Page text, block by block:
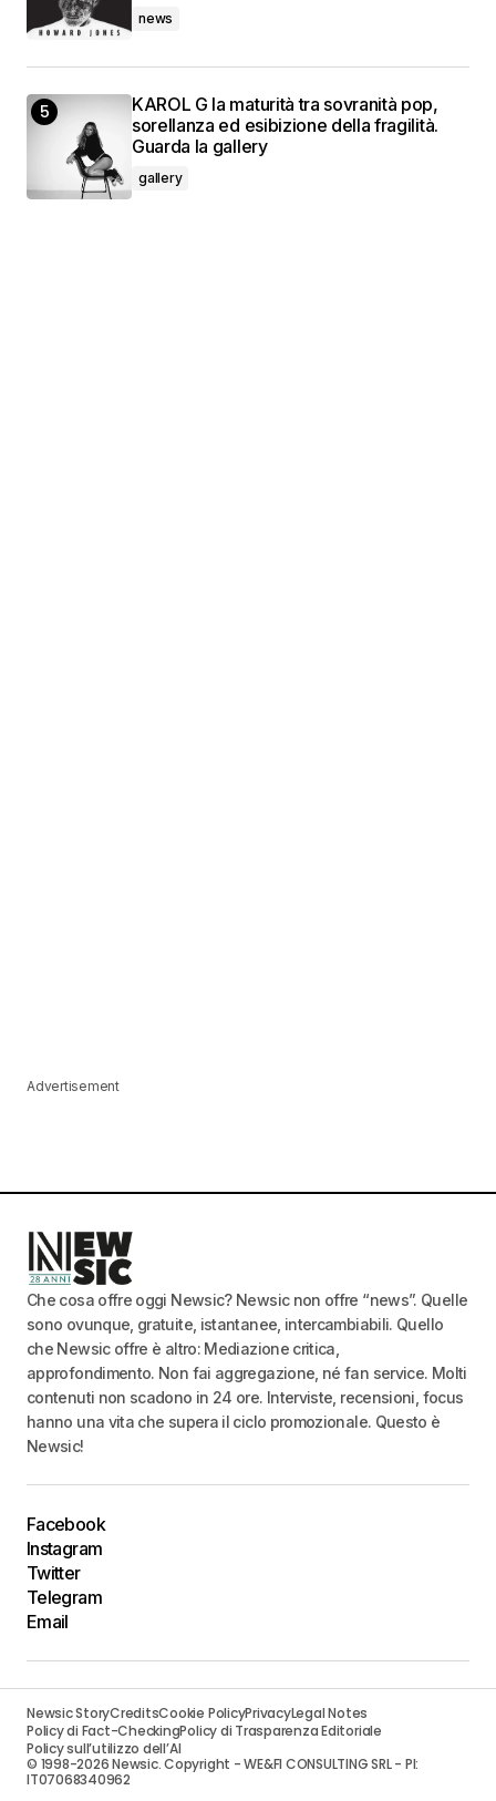
news
KAROL G la maturità tra sovranità pop,
sorellanza ed esibizione della fragilità.
Guarda la gallery
gallery
Advertisement
Che cosa offre oggi Newsic? Newsic non offre “news”. Quelle
sono ovunque, gratuite, istantanee, intercambiabili. Quello
che Newsic offre è altro: Mediazione critica,
approfondimento. Non fai aggregazione, né fan service. Molti
contenuti non scadono in 24 ore. Interviste, recensioni, focus
hanno una vita che supera il ciclo promozionale. Questo è
Newsic!
Facebook
Instagram
Twitter
Telegram
Email
Newsic StoryCreditsCookie PolicyPrivacyLegal Notes
Policy di Fact-CheckingPolicy di Trasparenza Editoriale
Policy sull’utilizzo dell’AI
© 1998-2026 Newsic. Copyright - WE&FI CONSULTING SRL - PI:
IT07068340962